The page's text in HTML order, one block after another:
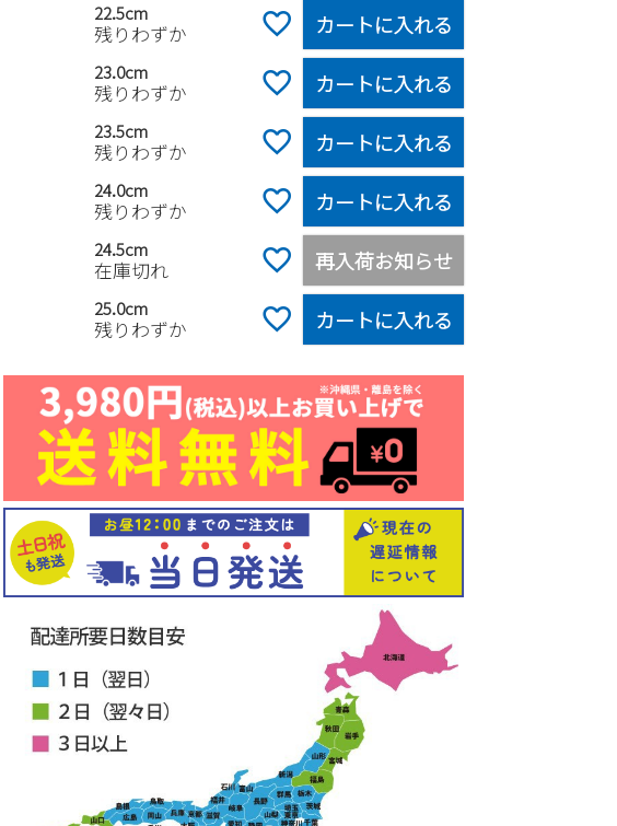
22.5cm
残りわずか カートに入れる
23.0cm
残りわずか カートに入れる
23.5cm
残りわずか カートに入れる
24.0cm
残りわずか カートに入れる
24.5cm
在庫切れ 再入荷お知らせ
25.0cm
残りわずか カートに入れる